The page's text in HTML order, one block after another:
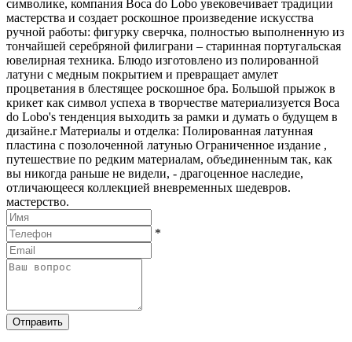
символике, компания Boca do Lobo увековечивает традиции
мастерства и создает роскошное произведение искусства
ручной работы: фигурку сверчка, полностью выполненную из
тончайшей серебряной филиграни – старинная португальская
ювелирная техника. Блюдо изготовлено из полированной
латуни с медным покрытием и превращает амулет
процветания в блестящее роскошное бра. Большой прыжок в
крикет как символ успеха в творчестве материализуется Boca
do Lobo's тенденция выходить за рамки и думать о будущем в
дизайне.r Материалы и отделка: Полированная латунная
пластина с позолоченной латунью Ограниченное издание ,
путешествие по редким материалам, объединенным так, как
вы никогда раньше не видели, - драгоценное наследие,
отличающееся коллекцией вневременных шедевров.
мастерство.
*
Отправить